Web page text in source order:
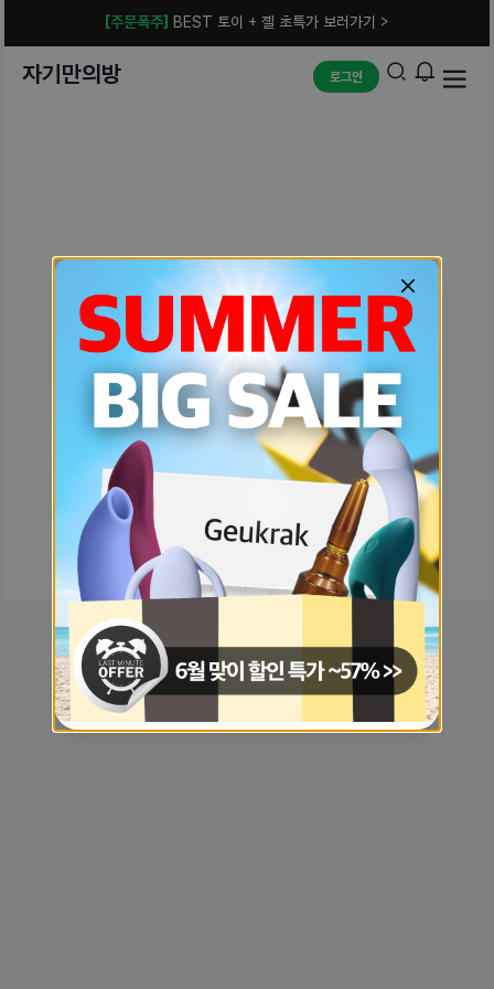
[주문폭주] BEST 토이 + 젤 초특가 보러가기 >
자기만의방 로그인
예상치 못한 에러입니다.